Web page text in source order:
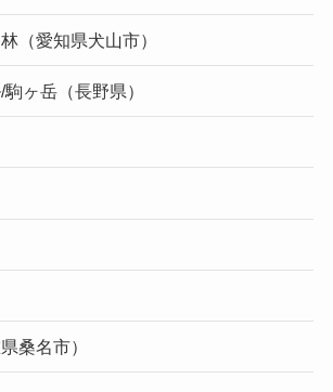
（愛知県犬山市）
ヶ岳（長野県）
桑名市）